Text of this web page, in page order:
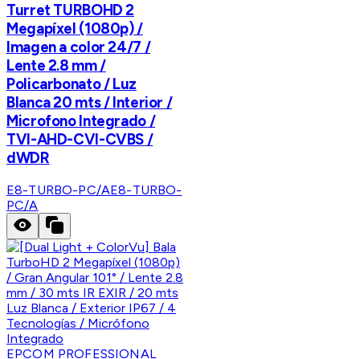
Turret TURBOHD 2
Megapíxel (1080p) /
Imagen a color 24/7 /
Lente 2.8 mm /
Policarbonato / Luz
Blanca 20 mts / Interior /
Microfono Integrado /
TVI-AHD-CVI-CVBS /
dWDR
E8-TURBO-PC/AE8-TURBO-
PC/A
EPCOM PROFESSIONAL